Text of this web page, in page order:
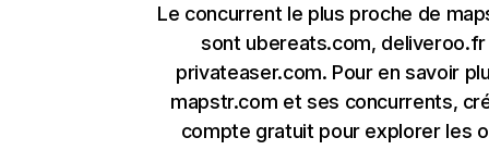
Le concurrent le plus proche de
sont ubereats.com,
privateaser.com. Pour en savoir
mapstr.com et ses concurrents,
compte gratuit pour explorer les